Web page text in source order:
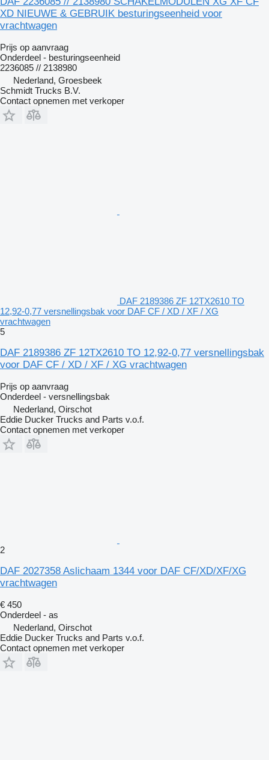
XD NIEUWE & GEBRUIK besturingseenheid voor
vrachtwagen
Prijs op aanvraag
Onderdeel - besturingseenheid
2236085 // 2138980
Nederland, Groesbeek
Schmidt Trucks B.V.
Contact opnemen met verkoper
DAF 2189386 ZF 12TX2610 TO
12,92-0,77 versnellingsbak voor DAF CF / XD / XF / XG
vrachtwagen
5
DAF 2189386 ZF 12TX2610 TO 12,92-0,77 versnellingsbak
voor DAF CF / XD / XF / XG vrachtwagen
Prijs op aanvraag
Onderdeel - versnellingsbak
Nederland, Oirschot
Eddie Ducker Trucks and Parts v.o.f.
Contact opnemen met verkoper
2
DAF 2027358 Aslichaam 1344 voor DAF CF/XD/XF/XG
vrachtwagen
€ 450
Onderdeel - as
Nederland, Oirschot
Eddie Ducker Trucks and Parts v.o.f.
Contact opnemen met verkoper